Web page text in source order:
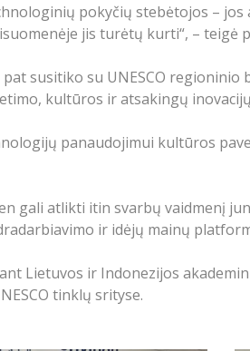
pokyčių stebėtojos –
jis turėtų kurti“, – teigė
susitiko su UNESCO
kultūros ir atsakingų
panaudojimui kultūros
gali atlikti itin svarbų vaidmenį
ir idėjų mainų
Lietuvos ir Indonezijos
tinklų srityse.